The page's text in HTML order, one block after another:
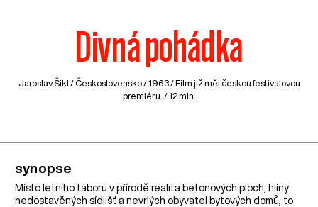
Divná pohádka
Jaroslav Šikl /Československo/ 1963 / Film již měl českou festivalovou
premiéru. / 12 min.
synopse
Místo letního táboru v přírodě realita betonových ploch, hlíny
nedostavěných sídlišť a nevrlých obyvatel bytových domů, to